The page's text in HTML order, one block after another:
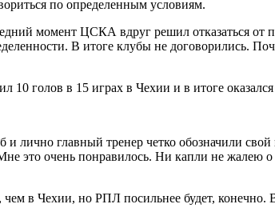
по определенным условиям.
момент ЦСКА вдруг решил отказаться от
В итоге клубы не договорились.
10 голов в 15 играх в Чехии и в итоге
лично главный тренер четко обозначили
это очень понравилось. Ни капли не жалею
в Чехии, но РПЛ посильнее будет, конечно.